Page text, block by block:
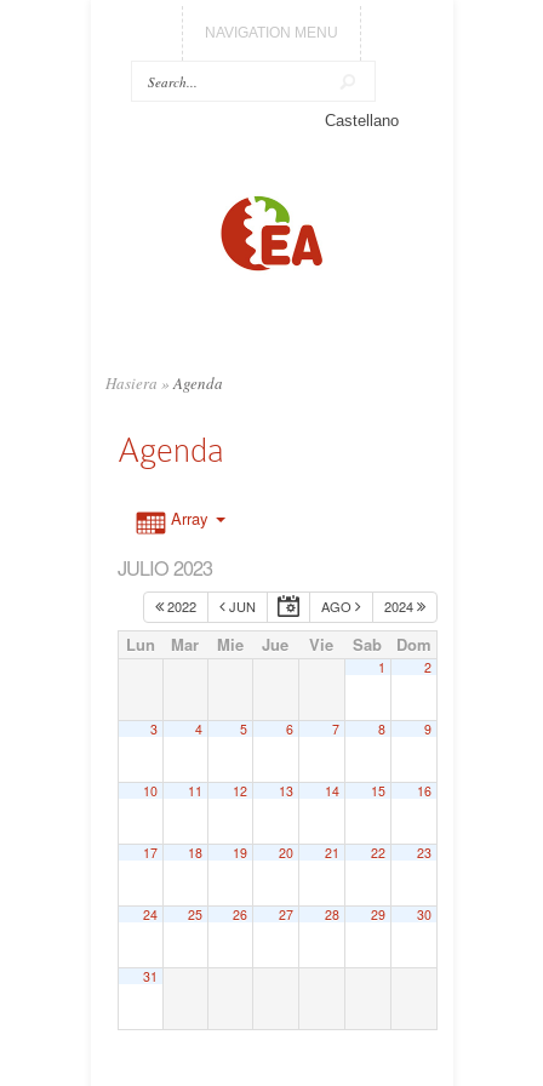
NAVIGATION MENU
Castellano
Hasiera » Agenda
Agenda
Array
JULIO 2023
2022 JUN AGO 2024
Lun Mar Mie Jue Vie Sab Dom
1 2
3 4 5 6 7 8 9
10 11 12 13 14 15 16
17 18 19 20 21 22 23
24 25 26 27 28 29 30
31